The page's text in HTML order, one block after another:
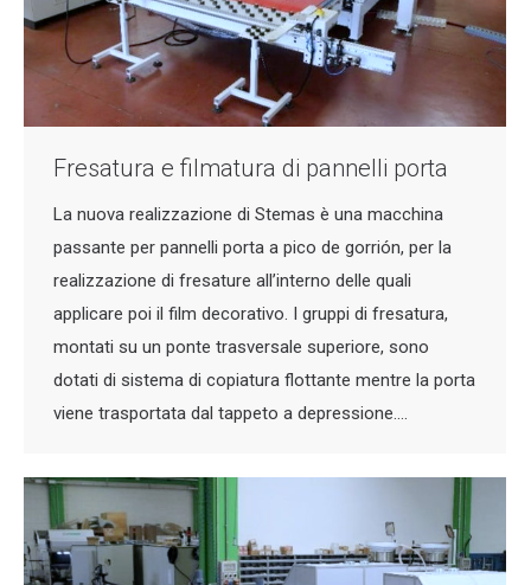
Fresatura e filmatura di pannelli porta
La nuova realizzazione di Stemas è una macchina
passante per pannelli porta a pico de gorrión, per la
realizzazione di fresature all’interno delle quali
applicare poi il film decorativo. I gruppi di fresatura,
montati su un ponte trasversale superiore, sono
dotati di sistema di copiatura flottante mentre la porta
viene trasportata dal tappeto a depressione.…